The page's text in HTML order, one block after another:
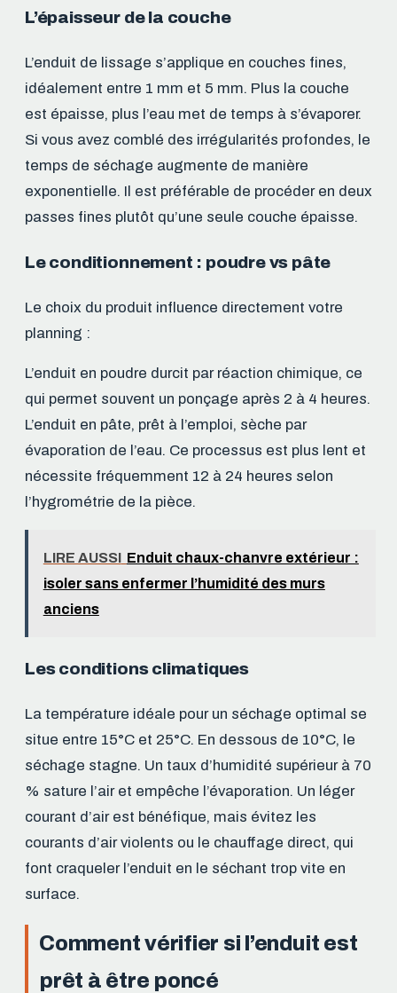
L’épaisseur de la couche
L’enduit de lissage s’applique en couches fines,
idéalement entre 1 mm et 5 mm. Plus la couche
est épaisse, plus l’eau met de temps à s’évaporer.
Si vous avez comblé des irrégularités profondes, le
temps de séchage augmente de manière
exponentielle. Il est préférable de procéder en deux
passes fines plutôt qu’une seule couche épaisse.
Le conditionnement : poudre vs pâte
Le choix du produit influence directement votre
planning :
L’enduit en poudre durcit par réaction chimique, ce
qui permet souvent un ponçage après 2 à 4 heures.
L’enduit en pâte, prêt à l’emploi, sèche par
évaporation de l’eau. Ce processus est plus lent et
nécessite fréquemment 12 à 24 heures selon
l’hygrométrie de la pièce.
LIRE AUSSI Enduit chaux-chanvre extérieur :
isoler sans enfermer l’humidité des murs
anciens
Les conditions climatiques
La température idéale pour un séchage optimal se
situe entre 15°C et 25°C. En dessous de 10°C, le
séchage stagne. Un taux d’humidité supérieur à 70
% sature l’air et empêche l’évaporation. Un léger
courant d’air est bénéfique, mais évitez les
courants d’air violents ou le chauffage direct, qui
font craqueler l’enduit en le séchant trop vite en
surface.
Comment vérifier si l’enduit est
prêt à être poncé